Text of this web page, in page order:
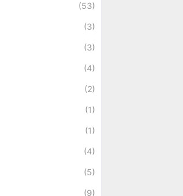
(53)
(3)
(3)
(4)
(2)
(1)
(1)
(4)
(5)
(9)